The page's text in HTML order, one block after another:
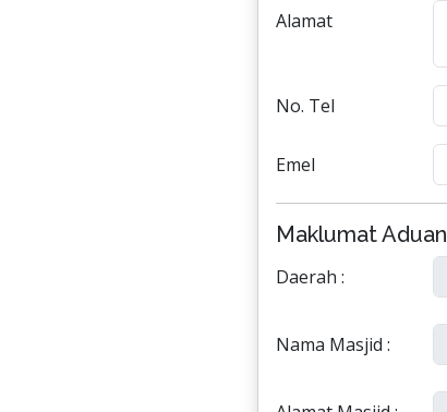
Alamat
No. Tel
Emel
Maklumat Aduan
Daerah :
Nama Masjid :